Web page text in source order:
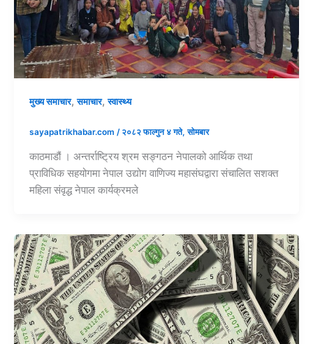
मुख्य समाचार,समाचार,स्वास्थ्य
sayapatrikhabar.com / २०८२ फाल्गुन ४ गते, सोमबार
काठमाडौं । अन्तर्राष्ट्रिय श्रम सङ्गठन नेपालको आर्थिक तथा
प्राविधिक सहयोगमा नेपाल उद्योग वाणिज्य महासंघद्वारा संचालित सशक्त
महिला संवृद्ध नेपाल कार्यक्रमले